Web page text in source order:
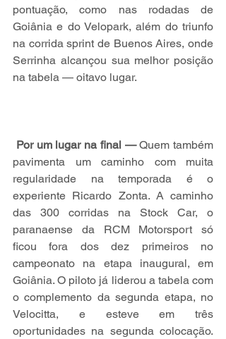
pontuação, como nas rodadas de
Goiânia e do Velopark, além do triunfo
na corrida sprint de Buenos Aires, onde
Serrinha alcançou sua melhor posição
na tabela — oitavo lugar.
Por um lugar na final — Quem também
pavimenta um caminho com muita
regularidade na temporada é o
experiente Ricardo Zonta. A caminho
das 300 corridas na Stock Car, o
paranaense da RCM Motorsport só
ficou fora dos dez primeiros no
campeonato na etapa inaugural, em
Goiânia. O piloto já liderou a tabela com
o complemento da segunda etapa, no
Velocitta, e esteve em três
oportunidades na segunda colocação.